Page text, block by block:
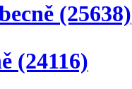
(25638)
(24116)